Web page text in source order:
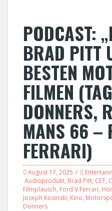
PODCAST:
BRAD PITT
BESTEN
FILMEN
DONNERS,
MANS 66 –
FERRARI)
August 17, 2025
Audioprodukt, Brad Pitt, CET,
Filmplausch, Ford V Ferrari,
Joseph Kosinski, Kino,
Donners